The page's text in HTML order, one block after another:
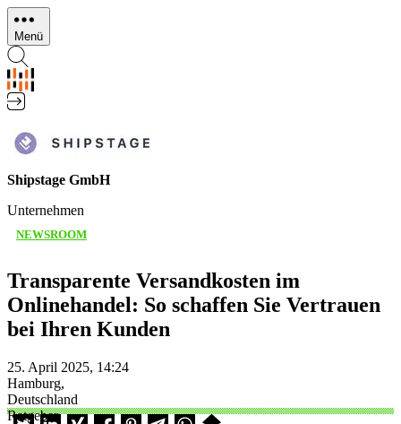
Direkt
zum
Inhalt
Menü
Shipstage GmbH
Unternehmen
NEWSROOM
Transparente Versandkosten im
Onlinehandel: So schaffen Sie Vertrauen
bei Ihren Kunden
25. April 2025, 14:24
Hamburg,
Deutschland
Ratgeber